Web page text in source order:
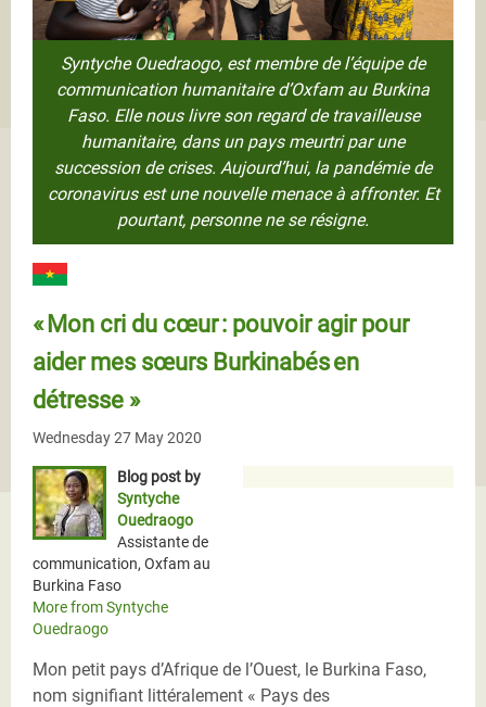
Syntyche Ouedraogo, est membre de l’équipe de
communication humanitaire d’Oxfam au Burkina
Faso. Elle nous livre son regard de travailleuse
humanitaire, dans un pays meurtri par une
succession de crises. Aujourd’hui, la pandémie de
coronavirus est une nouvelle menace à affronter. Et
pourtant, personne ne se résigne.
« Mon cri du cœur : pouvoir agir pour
aider mes sœurs Burkinabés en
détresse »
Wednesday 27 May 2020
Blog post by
Syntyche
Ouedraogo
Assistante de
communication, Oxfam au
Burkina Faso
More from Syntyche
Ouedraogo
Mon petit pays d’Afrique de l’Ouest, le Burkina Faso,
nom signifiant littéralement « Pays des